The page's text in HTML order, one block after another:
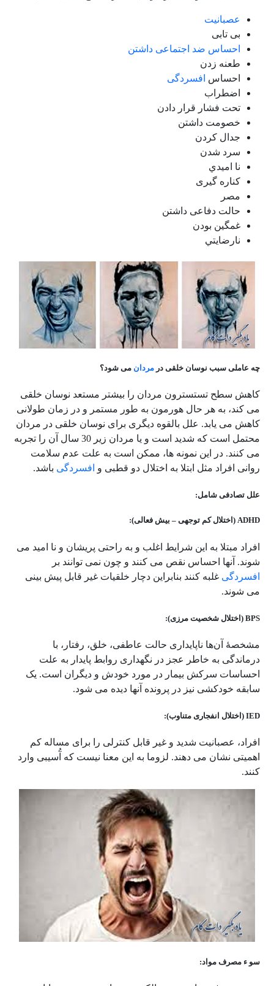
عصبانیت
بی تابی
حساس ضد اجتماعی داشتن
طعنه زدن
احساس افسردگی
اضطراب
تحت فشار قرار دادن
خصومت داشتن‌
جدال کردن
سرد شدن
نا اميدي‌
كناره‌ گيری
مصر
حالت دفاعى داشتن
غمگین بودن
نارضايتي‌
چه عاملی سبب نوسان خلقی در مردان می شود؟
کاهش سطح تستسترون مردان را بیشتر مستعد نوسان خلقی
می کند، به هر حال هورمون به طور مستمر و در زمان طولانی
کاهش می یابد. علل بالقوه دیگری برای نوسان خلقی در مردان
محتمل است که شدید است و یا مردان زیر 30 سال آن را تجربه
می کنند. در این نمونه ها، ممکن است به علت عدم سلامت
روانی افراد مثل ابتلا به اختلال دو قطبی و افسردگی باشد.
علل تصادفی شامل:
ADHD (اختلال کم توجهی – بیش فعالی):
افراد مبتلا به این شرایط اغلب و به راحتی پریشان و نا امید می
شوند. آنها احساس نقص می کنند و چون نمی توانند بر
افسردگی غلبه کنند بنابراین دچار خلقیات غیر قابل پیش بینی
می شوند.
BPS (اختلال شخصیت مرزی):
مشخصهٔ آن‌ها ناپایداری حالت عاطفی، خلق، رفتار، با
درماندگی به خاطر عجز در نگهداری روابط پایدار به علت
احساسات سرکش بیمار در مورد خودش و دیگران است. یک
سابقه خودکشی نیز در پرونده آنها دیده می شود.
IED (اختلال انفجاری متناوب):
افراد، عصبانیت شدید و غیر قابل کنترلی را برای مساله کم
اهمیتی نشان می دهند. لزوما به این معنا نیست که آُسیبی وارد
کنند.
سو ء مصرف مواد‌: